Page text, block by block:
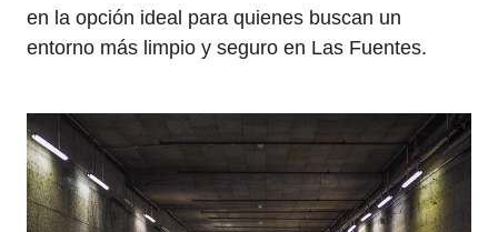
en la opción ideal para quienes buscan un
entorno más limpio y seguro en Las Fuentes.